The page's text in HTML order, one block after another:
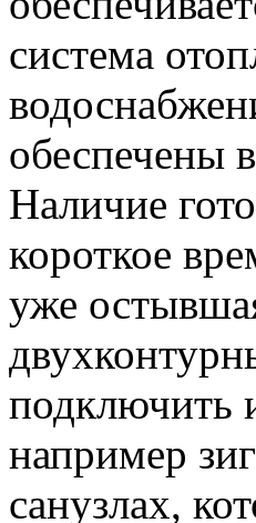
система
обеспечены
Наличие
короткое
уже
подключить
например
санузлах,